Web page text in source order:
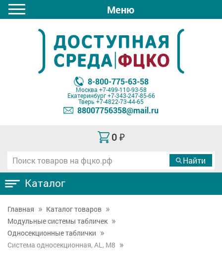
Меню
8-800-775-63-58
Москва +7-499-110-93-58
Екатеринбург+7-343-247-85-66
Тверь +7-4822-73-44-65
88007756358@mail.ru
0 ₽
Каталог
Главная
Каталог товаров
Модульные системы табличек
Односекционные таблички
Система односекционная, AL, M8